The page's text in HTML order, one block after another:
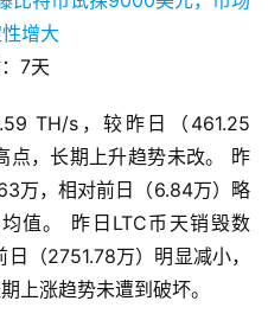
7天
TH/s，较昨日（461.25
点，长期上升趋势未改。 昨
万，相对前日（6.84万）略
值。 昨日LTC币天销毁数
（2751.78万）明显减小，
上涨趋势未遭到破坏。